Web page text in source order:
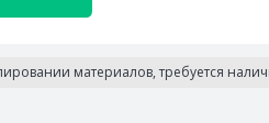
материалов, требуется